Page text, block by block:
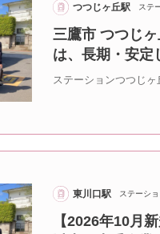
つつじヶ丘駅 ステ
三鷹市 つつじ
は、長期・安定
ステーションつつじ
東川口駅 ステーシ
【2026年10月